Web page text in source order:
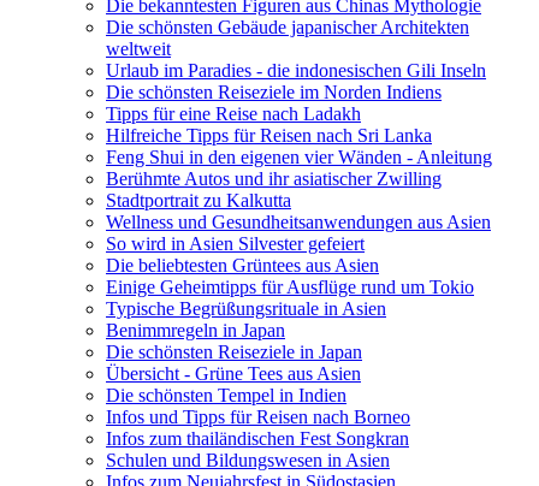
Die bekanntesten Figuren aus Chinas Mythologie
Die schönsten Gebäude japanischer Architekten
weltweit
Urlaub im Paradies - die indonesischen Gili Inseln
Die schönsten Reiseziele im Norden Indiens
Tipps für eine Reise nach Ladakh
Hilfreiche Tipps für Reisen nach Sri Lanka
Feng Shui in den eigenen vier Wänden - Anleitung
Berühmte Autos und ihr asiatischer Zwilling
Stadtportrait zu Kalkutta
Wellness und Gesundheitsanwendungen aus Asien
So wird in Asien Silvester gefeiert
Die beliebtesten Grüntees aus Asien
Einige Geheimtipps für Ausflüge rund um Tokio
Typische Begrüßungsrituale in Asien
Benimmregeln in Japan
Die schönsten Reiseziele in Japan
Übersicht - Grüne Tees aus Asien
Die schönsten Tempel in Indien
Infos und Tipps für Reisen nach Borneo
Infos zum thailändischen Fest Songkran
Schulen und Bildungswesen in Asien
Infos zum Neujahrsfest in Südostasien